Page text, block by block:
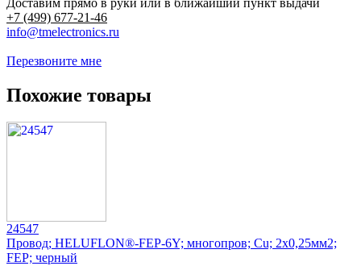
+7 (499) 677-21-46
info@tmelectronics.ru
Перезвоните мне
Похожие товары
24547
Провод; HELUFLON®-FEP-6Y; многопров; Cu; 2x0,25мм2;
FEP; черный